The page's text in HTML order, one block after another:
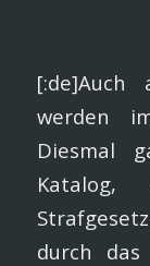
werden
Diesmal
durch